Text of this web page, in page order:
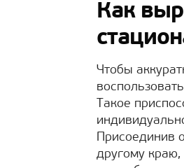
Как
Чтобы
Такое
Присоединив
другому